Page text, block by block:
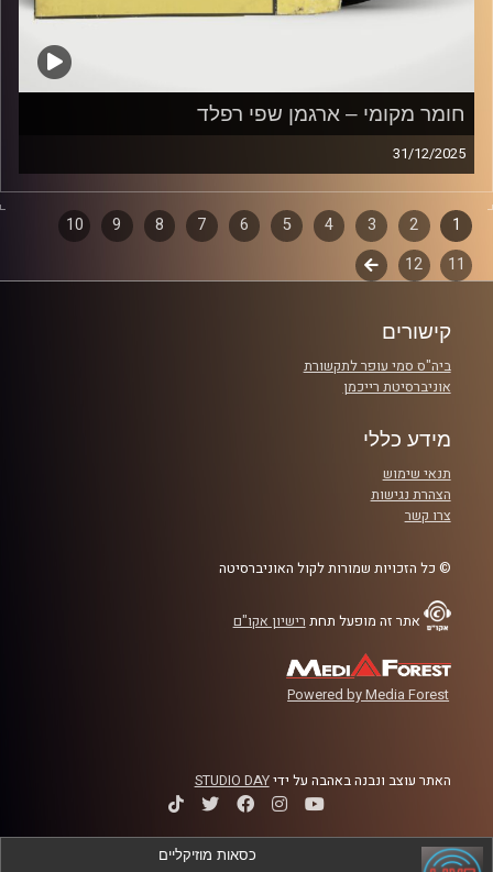
חומר מקומי – ארגמן שפי רפלד
31/12/2025
שעה של מוזיקה ישראלית עם ארגמן שפי רפלד
קרדיט תמונות:Elior Buchnik
דפדוף
פרקים
1
2
3
4
5
6
7
8
9
10
11
12
לשלב
קישורים
ביה"ס סמי עופר לתקשורת
אוניברסיטת רייכמן
מידע כללי
תנאי שימוש
הצהרת נגישות
צרו קשר
© כל הזכויות שמורות לקול האוניברסיטה
אתר זה מופעל תחת רישיון אקו"ם
Powered by Media Forest
האתר עוצב ונבנה באהבה על ידיSTUDIO DAY
כסאות מוזיקליים